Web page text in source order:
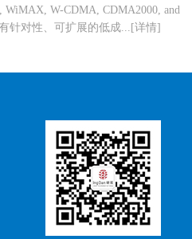
W-CDMA, CDMA2000, and
针对性、可扩展的低成...[详情]